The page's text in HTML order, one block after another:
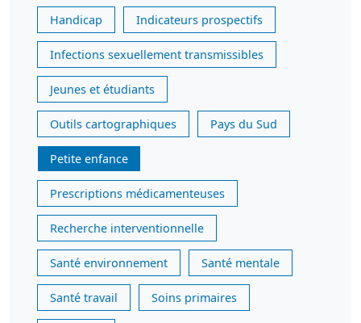
Handicap Indicateurs prospectifs
Infections sexuellement transmissibles
Jeunes et étudiants
Outils cartographiques Pays du Sud
Petite enfance
Prescriptions médicamenteuses
Recherche interventionnelle
Santé environnement Santé mentale
Santé travail Soins primaires